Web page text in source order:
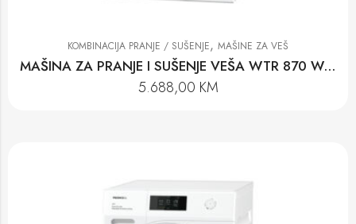
KOMBINACIJA PRANJE / SUŠENJE, MAŠINE ZA VEŠ
MAŠINA ZA PRANJE I SUŠENJE VEŠA WTR 870 WPM
5.688,00 KM